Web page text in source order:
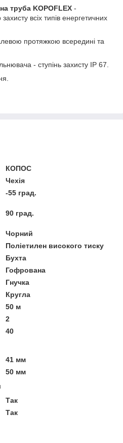
труба KOPOFLEX -
всіх типів енергетичних
протяжкою всередині та
- ступінь захисту IP 67.
КОПОС
Чехія
-55 град.
90 град.
Чорний
Поліетилен високого тиску
Бухта
Гофрована
Гнучка
Кругла
50 м
2
40
41 мм
50 мм
Так
Так